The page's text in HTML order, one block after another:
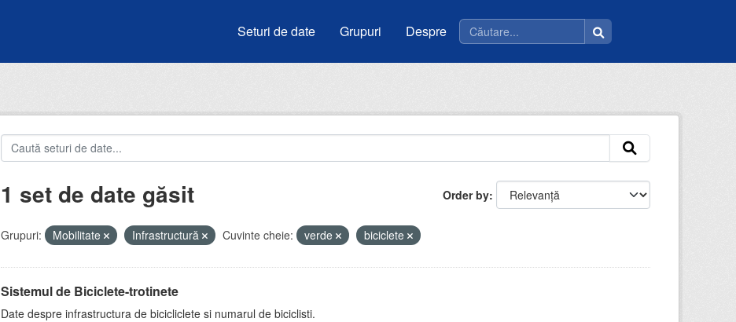
Seturi de date Grupuri Despre
Order by
1 set de date găsit
Grupuri: Mobilitate Infrastructură Cuvinte cheie: verde biciclete
Sistemul de Biciclete-trotinete
Date despre infrastructura de bicicliclete si numarul de biciclisti.